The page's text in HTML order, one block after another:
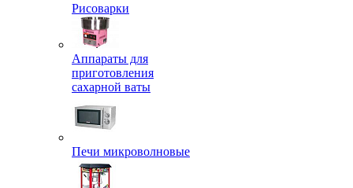
Рисоварки
Аппараты для
приготовления
сахарной ваты
Печи микроволновые